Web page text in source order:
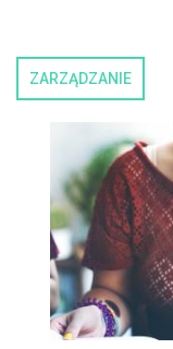
ZARZĄDZANIE